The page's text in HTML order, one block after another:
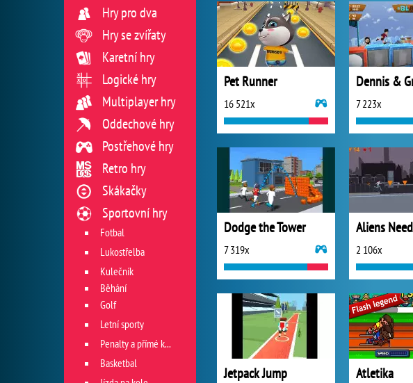
Pet Runner
16 521x 7 223x
Dodge the Tower
7 319x 2 106x
Jetpack Jump Atletika
Hry pro dva
Hry se zvířaty
Karetní hry
Logické hry
Multiplayer hry
Oddechové hry
Postřehové hry
Retro hry
Skákačky
Sportovní hry
Fotbal
Lukostřelba
Kulečník
Běhání
Golf
Letní sporty
Penalty a přímé kopy
Basketbal